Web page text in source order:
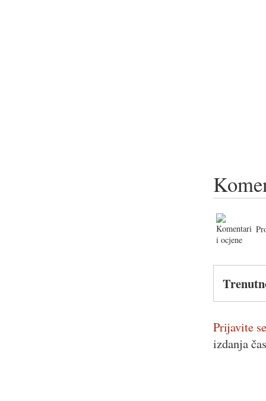
Prijavite
izdanja